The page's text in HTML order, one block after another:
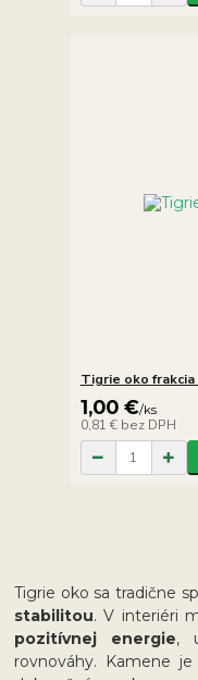
Tigrie oko frakcia
1,00 €/ks
0,81 € bez DPH
Tigrie oko sa tradične
stabilitou. V interiéri
pozitívnej energie,
rovnováhy. Kamene